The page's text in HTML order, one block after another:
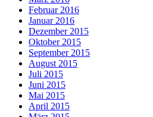
Februar 2016
Januar 2016
Dezember 2015
Oktober 2015
September 2015
August 2015
Juli 2015
Juni 2015
Mai 2015
April 2015